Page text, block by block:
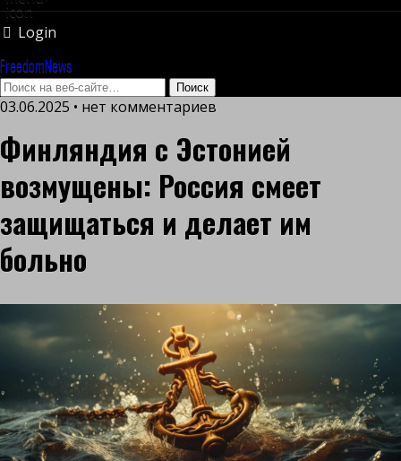
Login
FreedomNews
03.06.2025 • нет комментариев
Финляндия с Эстонией
возмущены: Россия смеет
защищаться и делает им
больно